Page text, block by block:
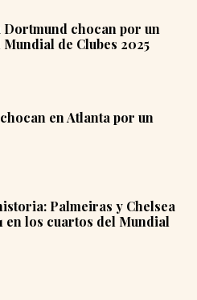
chocan por un
de Clubes 2025
en Atlanta por un
Palmeiras y Chelsea
en los cuartos del Mundial